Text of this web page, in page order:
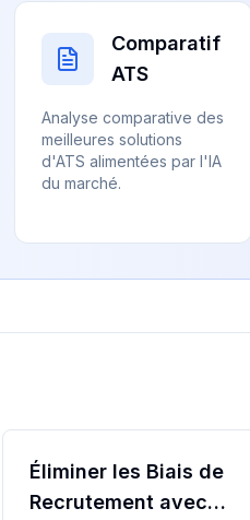
Comparatif
ATS
Analyse comparative des
meilleures solutions
d'ATS alimentées par l'IA
du marché.
Éliminer les Biais de
Recrutement avec